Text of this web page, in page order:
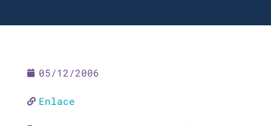
05/12/2006
Enlace